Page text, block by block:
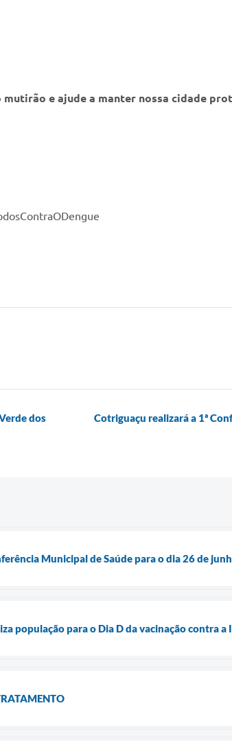
mutirão e ajude a manter nossa cidade
dos
Cotriguaçu realizará a 1ª
Municipal de Saúde para o dia 26 de
população para o Dia D da vacinação contra a